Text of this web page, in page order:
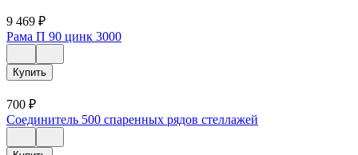
9 469 ₽
Рама П 90 цинк 3000
Купить
700 ₽
Соединитель 500 спаренных рядов стеллажей